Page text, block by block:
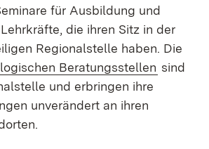
für Ausbildung und
die ihren Sitz in der
Regionalstelle haben. Die
Beratungsstellen sind
und erbringen ihre
unverändert an ihren